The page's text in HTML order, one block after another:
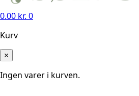
0.00 kr. 0
Kurv
×
Ingen varer i kurven.